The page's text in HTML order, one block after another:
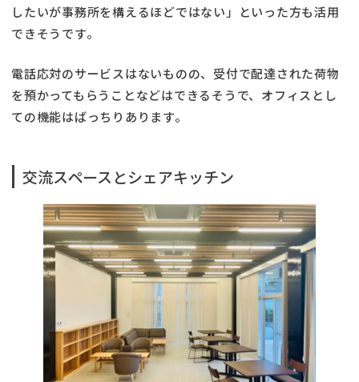
したいが事務所を構えるほどではない」といった方も活用
できそうです。
電話応対のサービスはないものの、受付で配達された荷物
を預かってもらうことなどはできるそうで、オフィスとし
ての機能はばっちりあります。
交流スペースとシェアキッチン